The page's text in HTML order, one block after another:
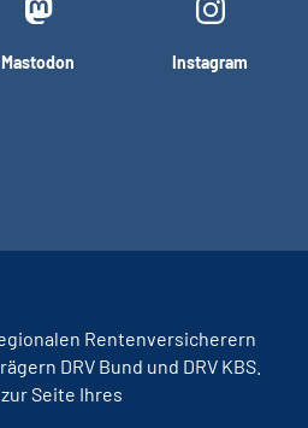
Mastodon Instagram
Rentenversicherern
DRV Bund und DRV KBS.
Seite Ihres